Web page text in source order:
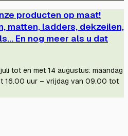
producten op maat!
matten, ladders, dekzeilen,
En nog meer als u dat
tot en met 14 augustus: maandag
16.00 uur – vrijdag van 09.00 tot